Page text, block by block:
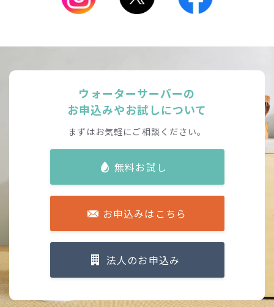
ウォーターサーバーの
お申込みやお試しについて
まずはお気軽にご相談ください。
無料お試し
お申込みはこちら
法人のお申込み